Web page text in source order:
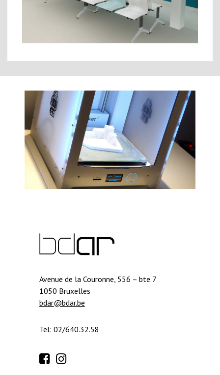
Avenue de la Couronne, 556 – bte 7
1050 Bruxelles
bdar@bdar.be
Tel: 02/640.32.58